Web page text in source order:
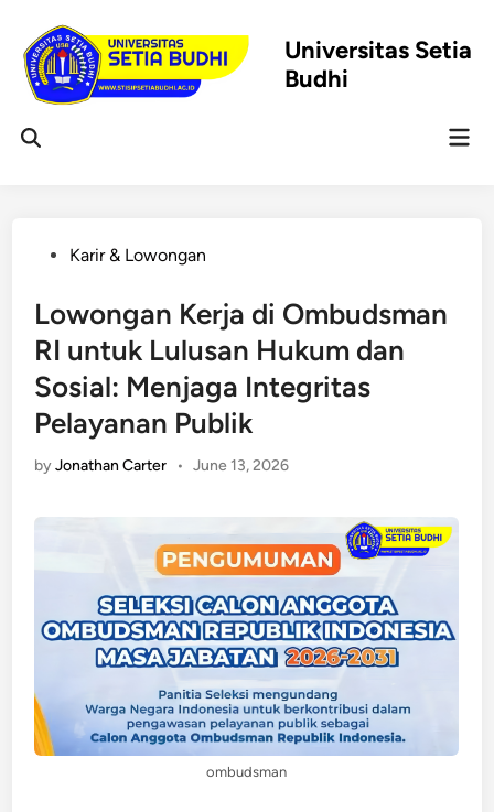
content
Universitas Setia
Budhi
Open
PostedKarir & Lowongan
Lowongan Kerja di Ombudsman
RI untuk Lulusan Hukum dan
Sosial: Menjaga Integritas
Pelayanan Publik
byJonathan Carter • June 13, 2026
ombudsman